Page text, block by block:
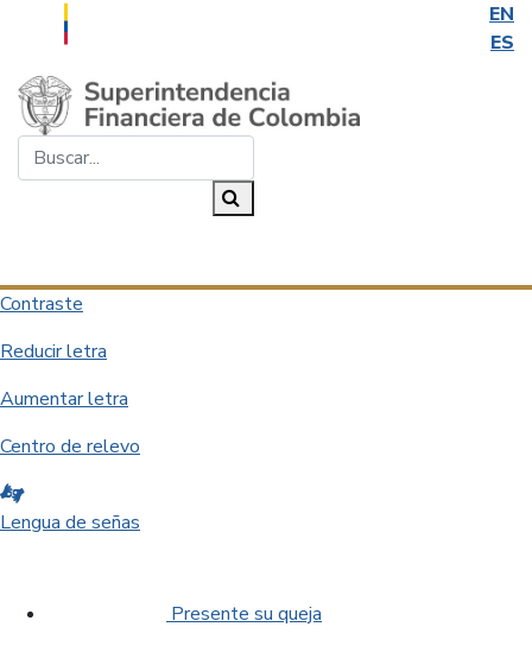
EN
ES
Saltar al contenido principal
Contraste
Reducir letra
Aumentar letra
Centro de relevo
Lengua de señas
Presente su queja